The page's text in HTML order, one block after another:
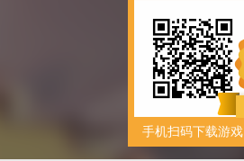
手机扫码下载游戏